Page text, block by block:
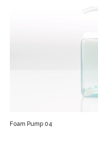
Foam Pump 04